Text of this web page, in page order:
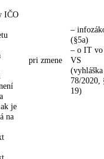
IČO
je
na
pri zmene
–
(§5a)
– o IT vo
VS
(vyhláška
78/2020,
19)